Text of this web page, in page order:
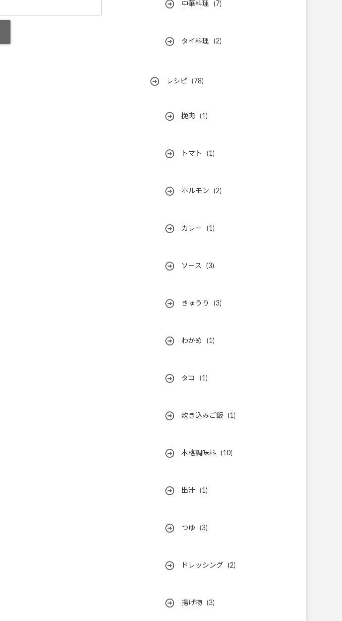
中華料理 (7)
タイ料理 (2)
レシピ (78)
挽肉 (1)
トマト (1)
ホルモン (2)
カレー (1)
ソース (3)
きゅうり (3)
わかめ (1)
タコ (1)
炊き込みご飯 (1)
本格調味料 (10)
出汁 (1)
つゆ (3)
ドレッシング (2)
揚げ物 (3)